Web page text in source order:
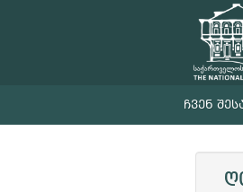
ᲩᲕᲔᲜ